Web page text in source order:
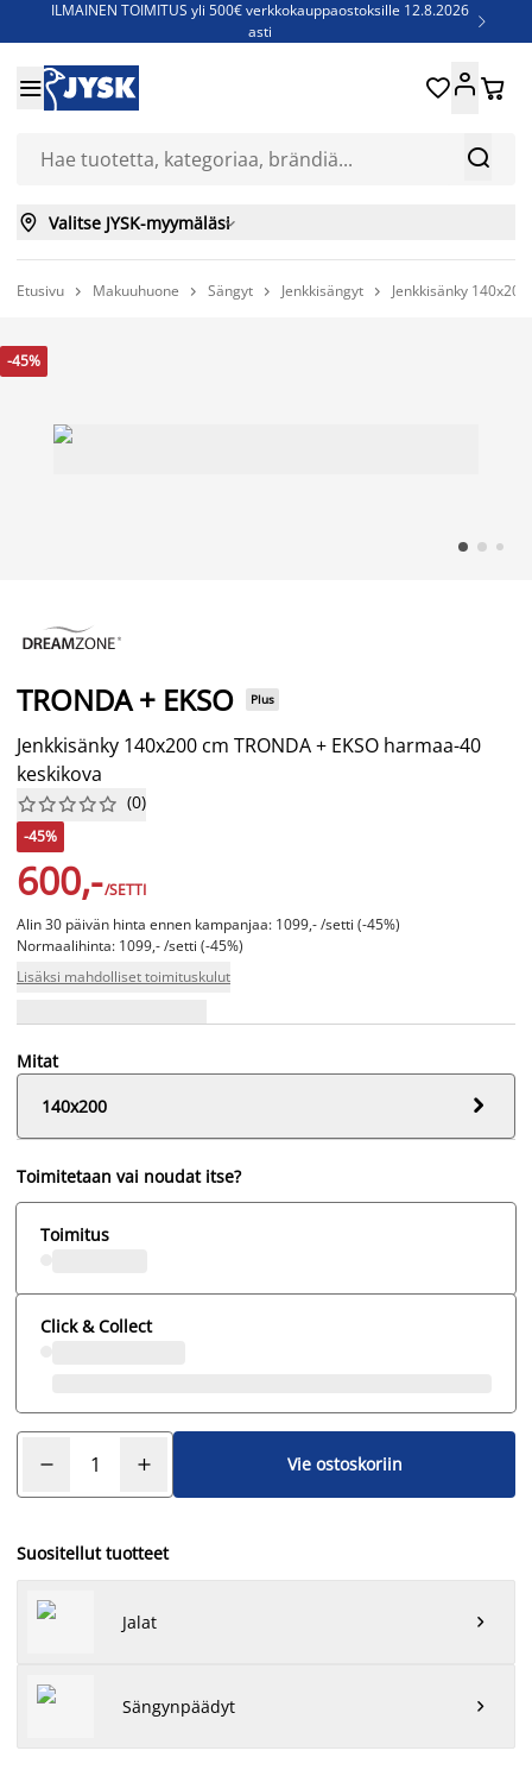
ILMAINEN TOIMITUS yli 500€ verkkokauppaostoksille 12.8.2026
asti

Jenkkisänkyjä - Säästä jopa 60%


 
 Valitse JYSK-myymäläsi
Etusivu  Makuuhuone  Sängyt  Jenkkisängyt  Jenkkisänky
-45%
TRONDA + EKSO Plus
Jenkkisänky 140x200 cm TRONDA + EKSO harmaa-40
keskikova





 (0)
-45%
600,-/SETTI
Alin 30 päivän hinta ennen kampanjaa: 1099,- /setti (-45%)
Normaalihinta: 1099,- /setti (-45%)
Lisäksi mahdolliset toimituskulut
Mitat
140x200

Toimitetaan vai noudat itse?
Toimitus
Click & Collect
Vie ostoskoriin
Suositellut tuotteet
Jalat 
Sängynpäädyt 